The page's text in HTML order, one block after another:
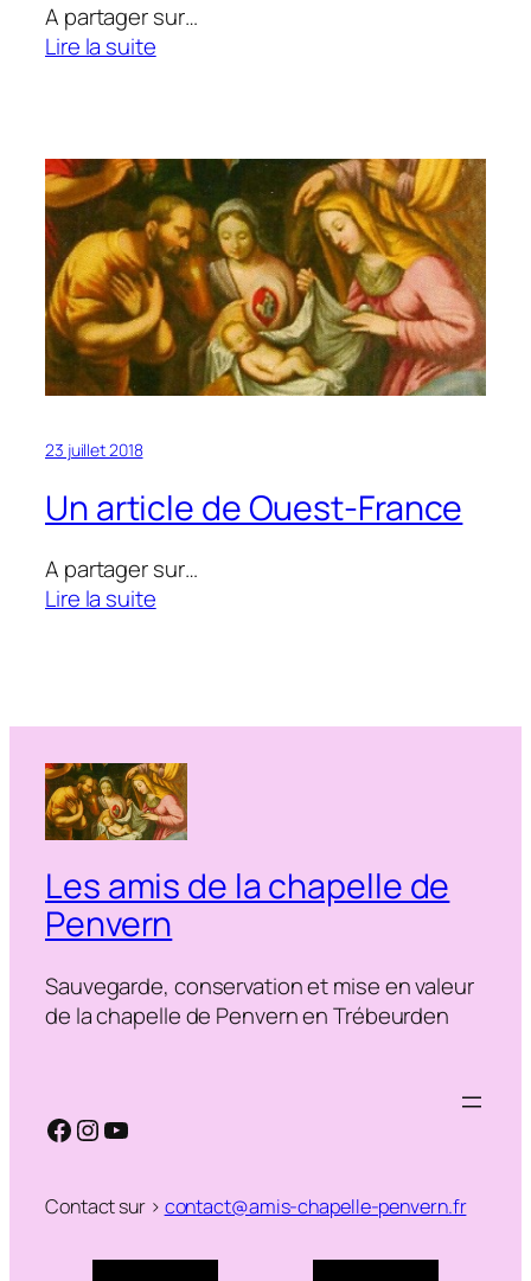
A partager sur…
Lire la suite:
les
visites
de
la
chapelle
23 juillet 2018
Un article de Ouest-France
A partager sur…
Lire la suite:
Les amis de la chapelle de
Penvern
Sauvegarde, conservation et mise en valeur
de la chapelle de Penvern en Trébeurden
Facebook
Instagram
YouTube
Contact sur > contact@amis-chapelle-penvern.fr